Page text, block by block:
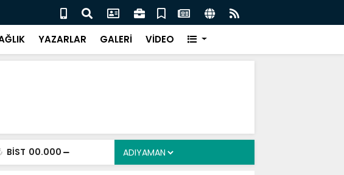
TBMM’de Çocuklara Yönelik Düzenleme Teklifi Görüşmeleri
Tamamlandı
YAZARLAR GALERİ VİDEO
BİST 00.000